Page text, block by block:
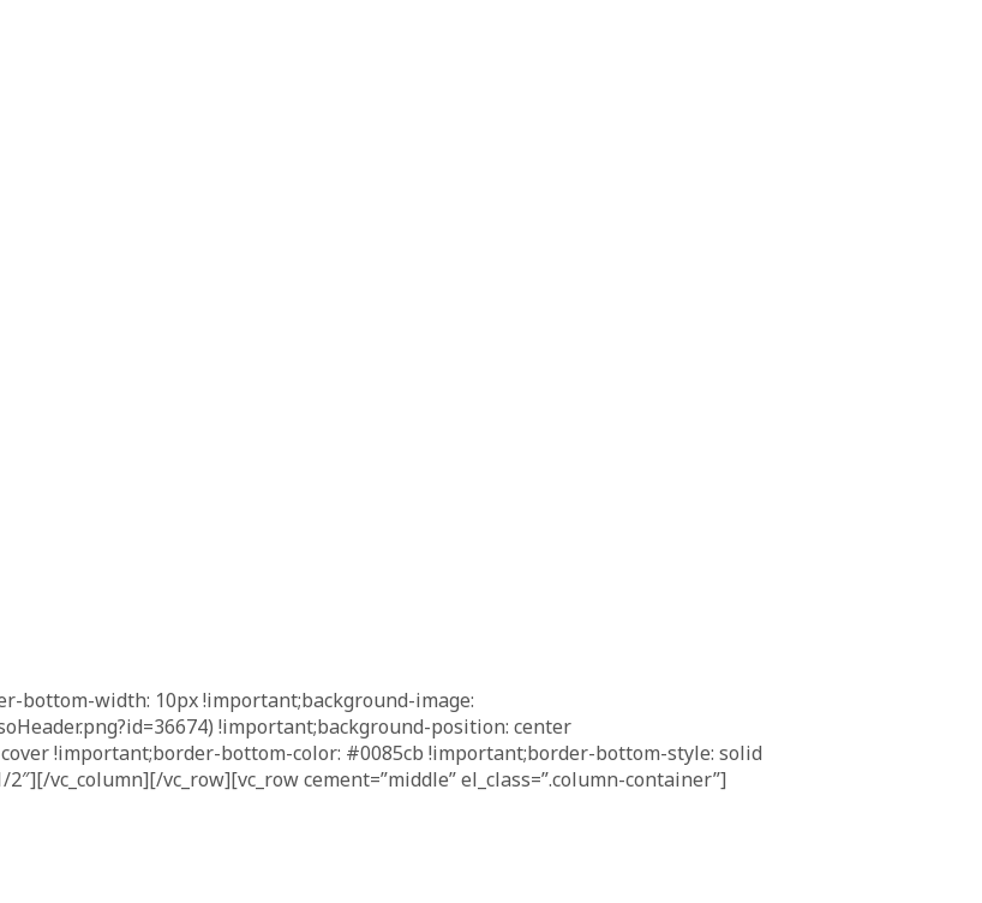
bottom-width: 10px !important;background-image:
!important;background-position: center
!important;border-bottom-color: #0085cb !important;border-bottom-style: solid
vc_column][/vc_row][vc_row cement=”middle” el_class=”.column-container”]